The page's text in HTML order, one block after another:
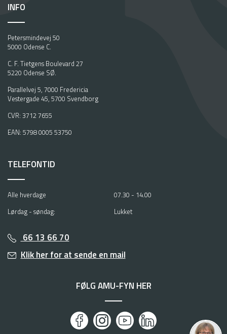
INFO
Petersmindevej 50
5000 Odense C.
C. F. Tietgens Boulevard 27
5220 Odense SØ.
Parallelvej 5, 7000 Fredericia
Vestergade 45, 5700 Svendborg
CVR: 3712 7655
EAN: 5798 0005 53750
TELEFONTID
Alle hverdage
07.30 - 14.00
Lørdag - søndag:
Lukket
66 13 66 70
Klik her for at sende en mail
FØLG AMU-FYN HER